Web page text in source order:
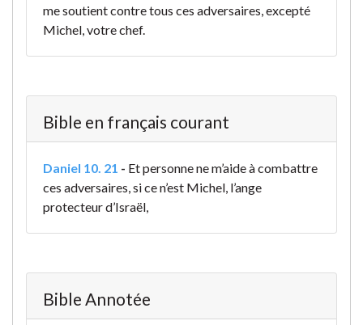
me soutient contre tous ces adversaires, excepté
Michel, votre chef.
Bible en français courant
Daniel 10. 21 - Et personne ne m’aide à combattre
ces adversaires, si ce n’est Michel, l’ange
protecteur d’Israël,
Bible Annotée